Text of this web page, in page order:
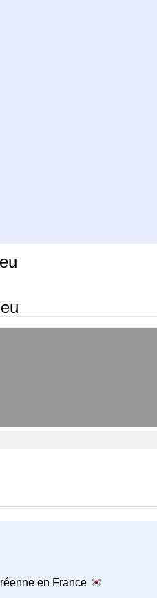
en France